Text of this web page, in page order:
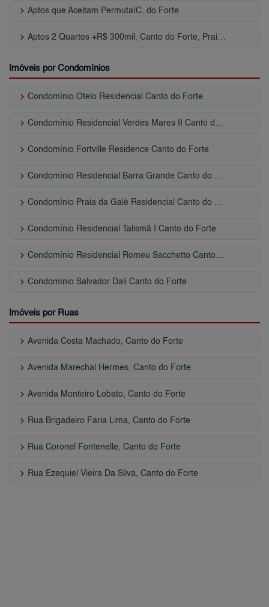
keyboard_arrow_right Aptos que Aceitam Permuta|C. do Forte
keyboard_arrow_right
Imóveis por Condomínios
keyboard_arrow_right Condomínio Otelo Residencial Canto do Forte
keyboard_arrow_right
keyboard_arrow_right Condomínio Fortville Residence Canto do Forte
keyboard_arrow_right
keyboard_arrow_right
keyboard_arrow_right Condomínio Residencial Talismã I Canto do Forte
keyboard_arrow_right
keyboard_arrow_right Condomínio Salvador Dali Canto do Forte
Imóveis por Ruas
keyboard_arrow_right Avenida Costa Machado, Canto do Forte
keyboard_arrow_right Avenida Marechal Hermes, Canto do Forte
keyboard_arrow_right Avenida Monteiro Lobato, Canto do Forte
keyboard_arrow_right Rua Brigadeiro Faria Lima, Canto do Forte
keyboard_arrow_right Rua Coronel Fontenelle, Canto do Forte
keyboard_arrow_right Rua Ezequiel Vieira Da Silva, Canto do Forte